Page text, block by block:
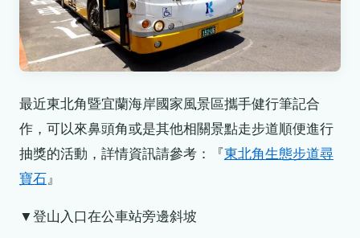
最近東北角暨宜蘭海岸國家風景區攜手健行筆記合
作，可以來鼻頭角或是其他相關景點走步道順便進行
抽獎的活動，詳情資訊請參考：『東北角生態步道尋
寶石』
▼登山入口在公車站旁邊斜坡